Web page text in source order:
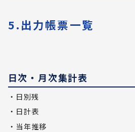
5.出力帳票一覧
日次・月次集計表
・日別残
・日計表
・当年推移